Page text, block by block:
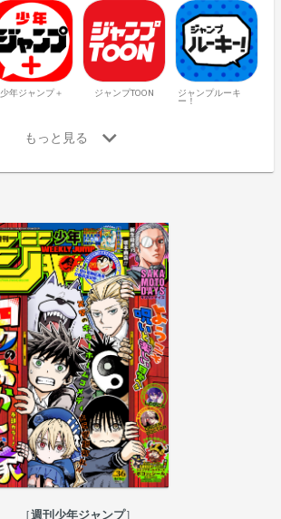
少年ジャンプ＋ ジャンプTOON
ジャンプルーキ
ー！
週刊少年ジャンプ